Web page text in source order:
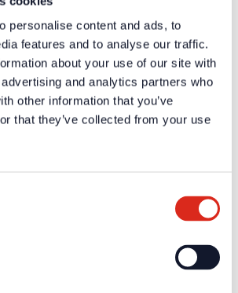
personalise content and ads, to
features and to analyse our traffic.
about your use of our site with
and analytics partners who
other information that you’ve
that they’ve collected from your use
2 x 12 VDC / 17 Ah, 26 Ah, 45 Ah
280 mA
min. 360 mA je nach Ausbau
1 x 24 VDC / 800 mA überwacht für
Alarmgeber. 2 Relaisausgänge für Alarm
und Störung, 4 Relaisausgänge frei
programmierbar (jeweils 30 VDC, 2 A /
x